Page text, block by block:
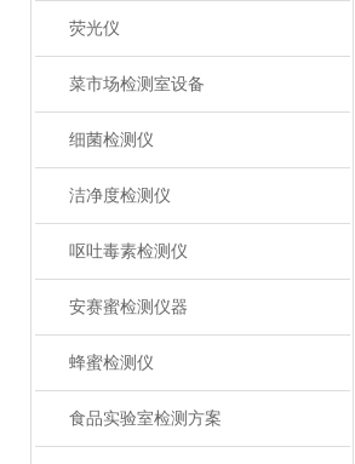
荧光仪
菜市场检测室设备
细菌检测仪
洁净度检测仪
呕吐毒素检测仪
安赛蜜检测仪器
蜂蜜检测仪
食品实验室检测方案